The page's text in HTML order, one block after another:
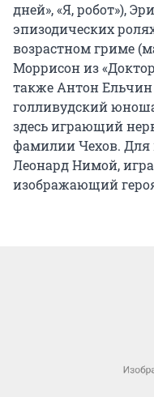
дней», «Я, робот»),
эпизодических
возрастном гриме
Моррисон из
также Антон
голливудский
здесь играющий
фамилии Чехов.
Леонард Нимой,
изображающий